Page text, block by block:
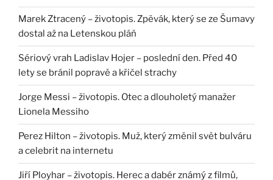
Marek Ztracený – životopis. Zpěvák, který se ze Šumavy
dostal až na Letenskou pláň
Sériový vrah Ladislav Hojer – poslední den. Před 40
lety se bránil popravě a křičel strachy
Jorge Messi – životopis. Otec a dlouholetý manažer
Lionela Messiho
Perez Hilton – životopis. Muž, který změnil svět bulváru
a celebrit na internetu
Jiří Ployhar – životopis. Herec a dabér známý z filmů,